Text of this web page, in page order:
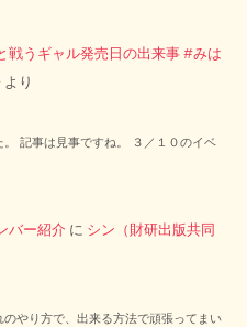
うギャル発売日の出来事 #みは
より
記事は見事ですね。 ３／１０のイベ
バー紹介 に シン（財研出版共同
やり方で、出来る方法で頑張ってまい